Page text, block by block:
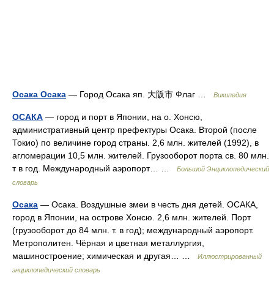
Осака Осака — Город Осака яп. 大阪市 Флаг … Википедия
ОСАКА — город и порт в Японии, на о. Хонсю,
административный центр префектуры Осака. Второй (после
Токио) по величине город страны. 2,6 млн. жителей (1992), в
агломерации 10,5 млн. жителей. Грузооборот порта св. 80 млн.
т в год. Международный аэропорт… …
Большой Энциклопедический
словарь
Осака — Осака. Воздушные змеи в честь дня детей. ОСАКА,
город в Японии, на острове Хонсю. 2,6 млн. жителей. Порт
(грузооборот до 84 млн. т. в год); международный аэропорт.
Метрополитен. Чёрная и цветная металлургия,
машиностроение; химическая и другая… …
Иллюстрированный
энциклопедический словарь